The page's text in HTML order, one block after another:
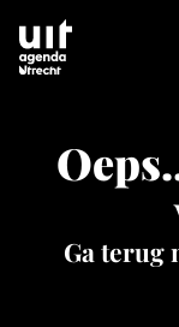
Skip to main content
Ga terug